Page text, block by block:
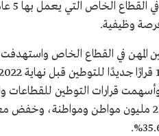
في القطاع الخاص واستهدفت
قرارات التوطين للقطاعات